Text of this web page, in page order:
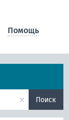
Помощь
× Поиск